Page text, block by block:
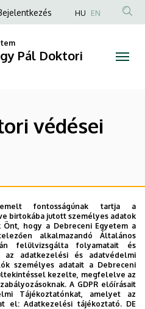
HU EN
Pál Doktori
védései
fontosságúnak tartja a
birtokába jutott személyes adatok
hogy a Debreceni Egyetem a
alkalmazandó Általános
felülvizsgálta folyamatait és
az adatkezelési és adatvédelmi
személyes adatait a Debreceni
kezelte, megfelelve az
A GDPR előírásait
Tájékoztatónkat, amelyet az
el:Adatkezelési tájékoztató. DE